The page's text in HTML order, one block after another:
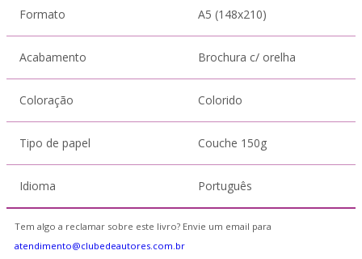
Formato A5 (148x210)
Acabamento Brochura c/ orelha
Coloração Colorido
Tipo de papel Couche 150g
Idioma Português
Tem algo a reclamar sobre este livro? Envie um email para
atendimento@clubedeautores.com.br